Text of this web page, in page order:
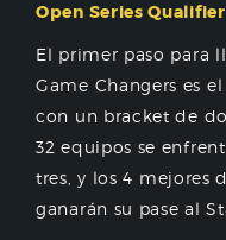
Open Series
El primer paso para
Game Changers es
con un bracket de
32 equipos se
tres, y los 4 mejores
ganarán su pase al